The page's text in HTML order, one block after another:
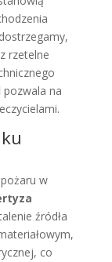
rzetelne
pozwala na
w
źródła
co